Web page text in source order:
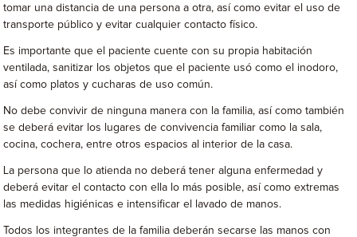
tomar una distancia de una persona a otra, así como evitar el uso de
transporte público y evitar cualquier contacto físico.
Es importante que el paciente cuente con su propia habitación
ventilada, sanitizar los objetos que el paciente usó como el inodoro,
así como platos y cucharas de uso común.
No debe convivir de ninguna manera con la familia, así como también
se deberá evitar los lugares de convivencia familiar como la sala,
cocina, cochera, entre otros espacios al interior de la casa.
La persona que lo atienda no deberá tener alguna enfermedad y
deberá evitar el contacto con ella lo más posible, así como extremas
las medidas higiénicas e intensificar el lavado de manos.
Todos los integrantes de la familia deberán secarse las manos con